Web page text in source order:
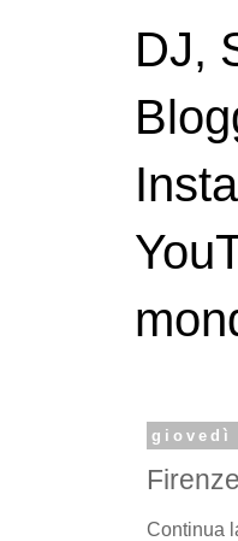
DJ,
giovedì
Continua